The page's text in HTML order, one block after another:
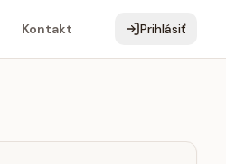
Kontakt Prihlásiť